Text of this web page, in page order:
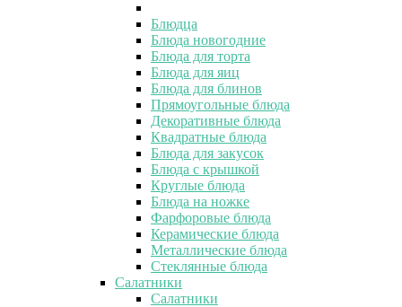
Блюдца
Блюда новогодние
Блюда для торта
Блюда для яиц
Блюда для блинов
Прямоугольные блюда
Декоративные блюда
Квадратные блюда
Блюда для закусок
Блюда с крышкой
Круглые блюда
Блюда на ножке
Фарфоровые блюда
Керамические блюда
Металлические блюда
Стеклянные блюда
Салатники
Салатники